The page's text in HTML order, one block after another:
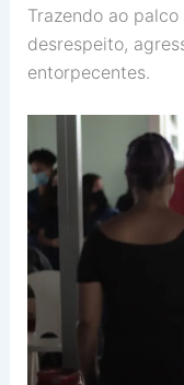
Trazendo ao
desrespeito,
entorpecentes.